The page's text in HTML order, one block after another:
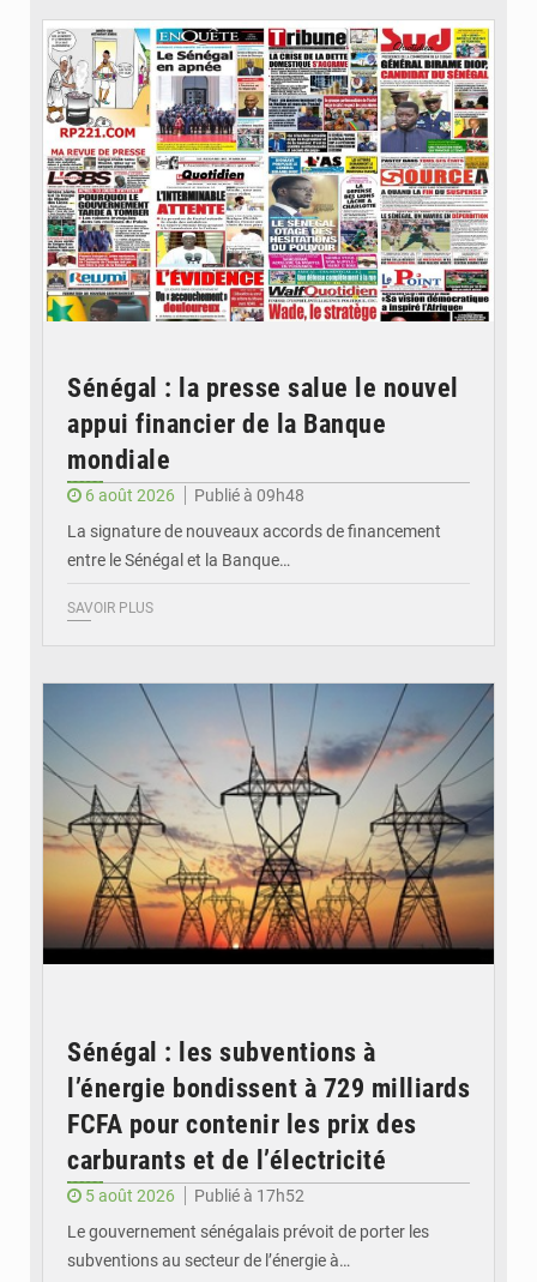
Sénégal : la presse salue le nouvel
appui financier de la Banque
mondiale
6 août 2026
Publié à 09h48
La signature de nouveaux accords de financement
entre le Sénégal et la Banque…
SAVOIR PLUS
Sénégal : les subventions à
l’énergie bondissent à 729 milliards
FCFA pour contenir les prix des
carburants et de l’électricité
5 août 2026
Publié à 17h52
Le gouvernement sénégalais prévoit de porter les
subventions au secteur de l’énergie à…